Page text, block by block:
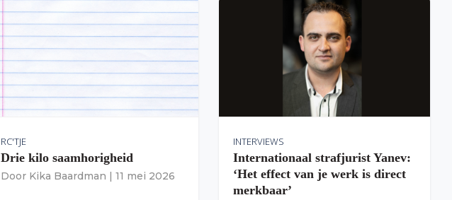
RC'TJE
Drie kilo saamhorigheid
Door Kika Baardman | 11 mei 2026
INTERVIEWS
Internationaal strafjurist Yanev:
‘Het effect van je werk is direct
merkbaar’